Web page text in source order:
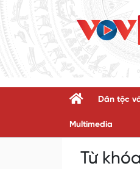
Dân tộc
Multimedia
Từ